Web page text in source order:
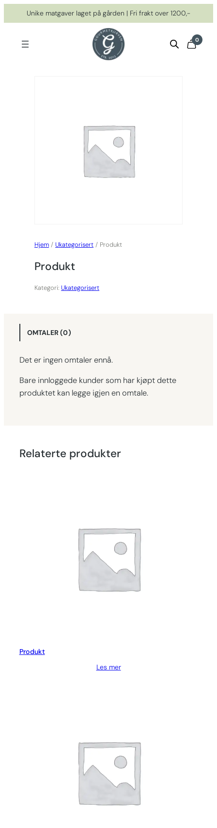
til
Unike matgaver laget på gården | Fri frakt over 1200,-
0
Hjem /Ukategorisert / Produkt
Produkt
Kategori:Ukategorisert
OMTALER (0)
Det er ingen omtaler ennå.
Bare innloggede kunder som har kjøpt dette
produktet kan legge igjen en omtale.
Relaterte produkter
Produkt
Les mer